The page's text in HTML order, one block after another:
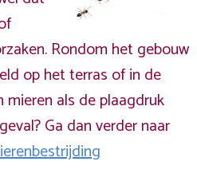
Rondom het gebouw
op het terras of in de
als de plaagdruk
Ga dan verder naar